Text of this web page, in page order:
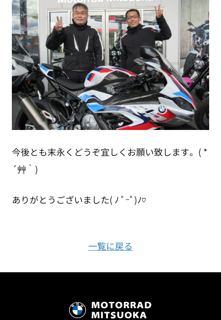
今後とも末永くどうぞ宜しくお願い致します。( *
´艸｀)
ありがとうございました( ﾉ ﾟｰﾟ)ﾉ♡
一覧に戻る